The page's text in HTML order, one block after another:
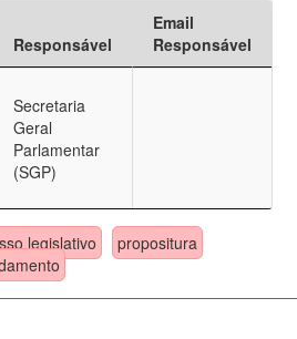
Responsável
Email
Responsável
Secretaria
Geral
Parlamentar
(SGP)
legislativo
propositura